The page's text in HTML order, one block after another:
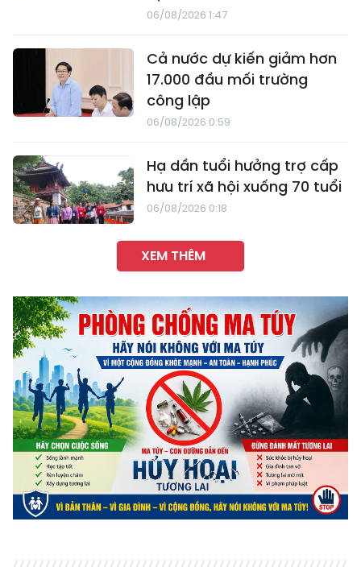
06/08/2026 1:47
Cả nước dự kiến giảm hơn
17.000 đầu mối trường
công lập
06/08/2026 0:59
Hạ dần tuổi hưởng trợ cấp
hưu trí xã hội xuống 70 tuổi
06/08/2026 0:18
XEM THÊM